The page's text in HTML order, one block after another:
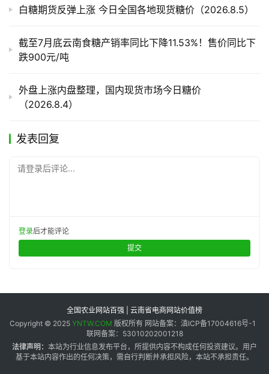
白糖期货反弹上涨 今日全国各地现货糖价（2026.8.5）
截至7月底云南食糖产销率同比下降11.53%！售价同比下
跌900元/吨
外盘上涨内盘整理，国内现货市场今日糖价
（2026.8.4）
发表回复
请登录后评论...
登录后才能评论
提交
全国农业网站百强 | 云南省电商网站价值榜
Copyright © 2025 YNTW.COM 版权所有 网站备案：滇ICP备17004616号-1
联网备案：53010202001218
法律声明： 本站为行业信息发布平台，所提供内容不构成任何投资建议。用户
基于本站内容作出的任何决策，需自行判断并承担风险，本站不承担责任。